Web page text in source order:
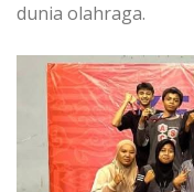
dunia olahraga.